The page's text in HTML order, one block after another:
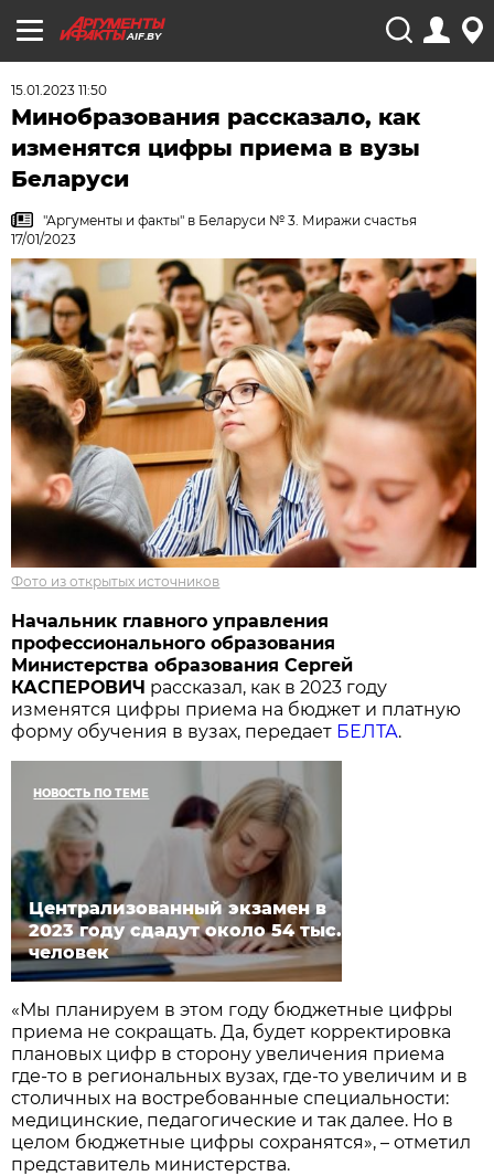
AIF.BY
15.01.2023 11:50
Минобразования рассказало, как
изменятся цифры приема в вузы
Беларуси
"Аргументы и факты" в Беларуси № 3. Миражи счастья
17/01/2023
Фото из открытых источников
Начальник главного управления
профессионального образования
Министерства образования Сергей
КАСПЕРОВИЧ рассказал, как в 2023 году
изменятся цифры приема на бюджет и платную
форму обучения в вузах, передает БЕЛТА.
НОВОСТЬ ПО ТЕМЕ
Централизованный экзамен в
2023 году сдадут около 54 тыс.
человек
«Мы планируем в этом году бюджетные цифры
приема не сокращать. Да, будет корректировка
плановых цифр в сторону увеличения приема
где-то в региональных вузах, где-то увеличим и в
столичных на востребованные специальности:
медицинские, педагогические и так далее. Но в
целом бюджетные цифры сохранятся», – отметил
представитель министерства.